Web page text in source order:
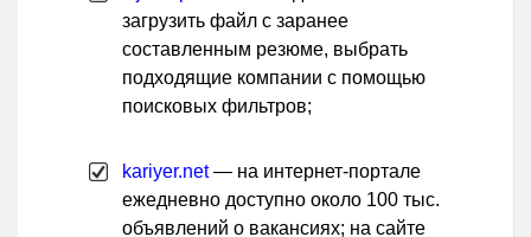
загрузить файл с заранее
составленным резюме, выбрать
подходящие компании с помощью
поисковых фильтров;
kariyer.net— на интернет-портале
ежедневно доступно около 100 тыс.
объявлений о вакансиях; на сайте